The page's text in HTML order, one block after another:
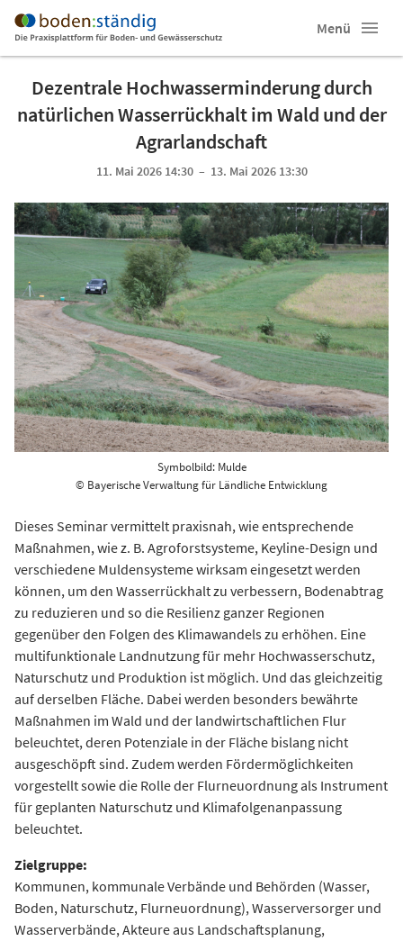
Menü
Dezentrale Hochwasserminderung durch
natürlichen Wasserrückhalt im Wald und der
Agrarlandschaft
11. Mai 2026 14:30 – 13. Mai 2026 13:30
Symbolbild: Mulde
© Bayerische Verwaltung für Ländliche Entwicklung
Dieses Seminar vermittelt praxisnah, wie entsprechende
Maßnahmen, wie z. B. Agroforstsysteme, Keyline-Design und
verschiedene Muldensysteme wirksam eingesetzt werden
können, um den Wasserrückhalt zu verbessern, Bodenabtrag
zu reduzieren und so die Resilienz ganzer Regionen
gegenüber den Folgen des Klimawandels zu erhöhen. Eine
multifunktionale Landnutzung für mehr Hochwasserschutz,
Naturschutz und Produktion ist möglich. Und das gleichzeitig
auf derselben Fläche. Dabei werden besonders bewährte
Maßnahmen im Wald und der landwirtschaftlichen Flur
beleuchtet, deren Potenziale in der Fläche bislang nicht
ausgeschöpft sind. Zudem werden Fördermöglichkeiten
vorgestellt sowie die Rolle der Flurneuordnung als Instrument
für geplanten Naturschutz und Klimafolgenanpassung
beleuchtet.
Zielgruppe:
Kommunen, kommunale Verbände und Behörden (Wasser,
Boden, Naturschutz, Flurneuordnung), Wasserversorger und
Wasserverbände, Akteure aus Landschaftsplanung,